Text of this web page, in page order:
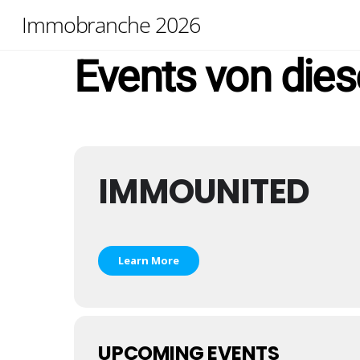
Immobranche 2026
Events von
IMMOUNITED
Learn More
UPCOMING EVENTS